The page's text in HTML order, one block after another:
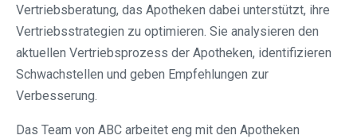
Vertriebsberatung, das Apotheken dabei unterstützt, ihre
Vertriebsstrategien zu optimieren. Sie analysieren den
aktuellen Vertriebsprozess der Apotheken, identifizieren
Schwachstellen und geben Empfehlungen zur
Verbesserung.
Das Team von ABC arbeitet eng mit den Apotheken